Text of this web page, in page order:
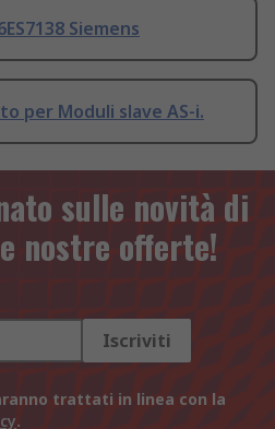
Siemens
per Moduli slave AS-i.
sulle novità di
nostre offerte!
Iscriviti
trattati in linea con la
.